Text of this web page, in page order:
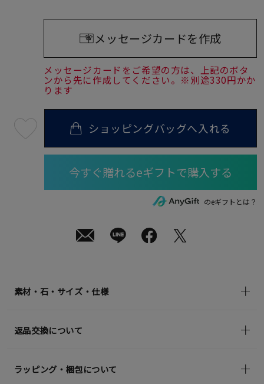
メッセージカードを作成
メッセージカードをご希望の方は、上記のボタ
ンから先に作成してください。※別途330円かか
ります
08
月
ショッピングバッグへ入れる
のeギフトとは？
素材・石・サイズ・仕様
返品交換について
ラッピング・梱包について